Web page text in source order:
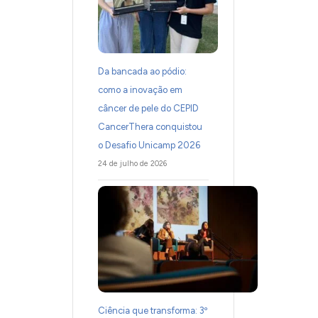
Da bancada ao pódio:
como a inovação em
câncer de pele do CEPID
CancerThera conquistou
o Desafio Unicamp 2026
24 de julho de 2026
Ciência que transforma: 3º